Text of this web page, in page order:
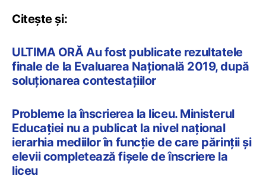
Citește și:
ULTIMA ORĂ Au fost publicate rezultatele
finale de la Evaluarea Națională 2019, după
soluționarea contestațiilor
Probleme la înscrierea la liceu. Ministerul
Educației nu a publicat la nivel național
ierarhia mediilor în funcție de care părinții și
elevii completează fișele de înscriere la
liceu